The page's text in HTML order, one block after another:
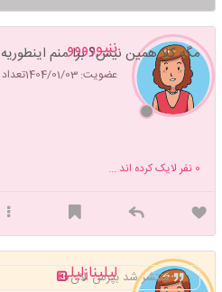
ننیووووو
عضویت: 1404/01/03 تعداد
مگه کلا همین نیس؟ برا منم
0 نفر لایک کرده اند ...
لیلینازلیلی
منتشر شد بپرس الان